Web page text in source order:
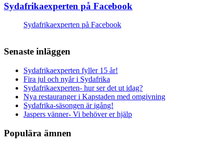
Sydafrikaexperten på Facebook
Sydafrikaexperten på Facebook
Senaste inläggen
Sydafrikaexperten fyller 15 år!
Fira jul och nyår i Sydafrika
Sydafrikaexperten- hur ser det ut idag?
Nya restauranger i Kapstaden med omgivning
Sydafrika-säsongen är igång!
Jaspers vänner- Vi behöver er hjälp
Populära ämnen